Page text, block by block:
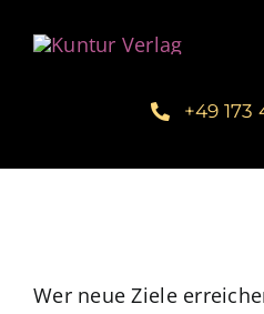
Inhalt
+49 173
Wer neue Ziele